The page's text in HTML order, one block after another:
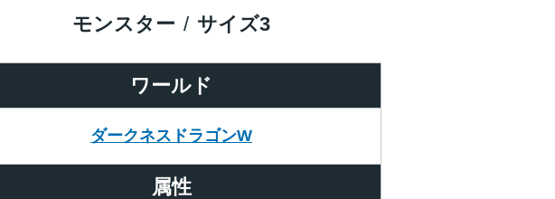
ワールド
ダークネスドラゴンW
モンスター サイズ3
属性